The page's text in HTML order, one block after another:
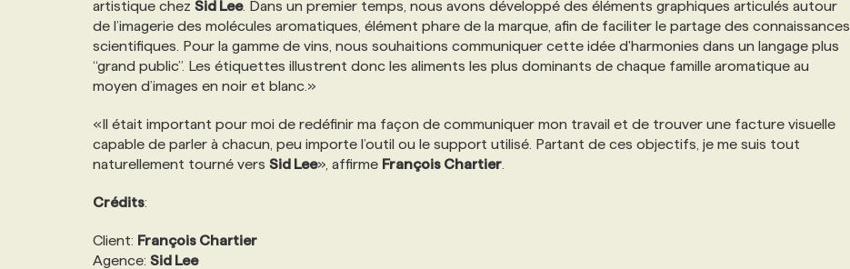
NOS TARIFS
PROGRAMMES DE SUBVENTIONS
ANNONCEZ AVEC NOUS
ANNONCEZ AVEC NOUS
artistique chez Sid Lee. Dans un premier temps, nous avons développé des éléments graphiques articulés autour
de l’imagerie des molécules aromatiques, élément phare de la marque, afin de faciliter le partage des connaissances
scientifiques. Pour la gamme de vins, nous souhaitions communiquer cette idée d'harmonies dans un langage plus
“grand public”. Les étiquettes illustrent donc les aliments les plus dominants de chaque famille aromatique au
moyen d’images en noir et blanc.»
«Il était important pour moi de redéfinir ma façon de communiquer mon travail et de trouver une facture visuelle
capable de parler à chacun, peu importe l’outil ou le support utilisé. Partant de ces objectifs, je me suis tout
naturellement tourné vers Sid Lee», affirme François Chartier
Crédits:
Client: François Chartier
Agence: Sid Lee